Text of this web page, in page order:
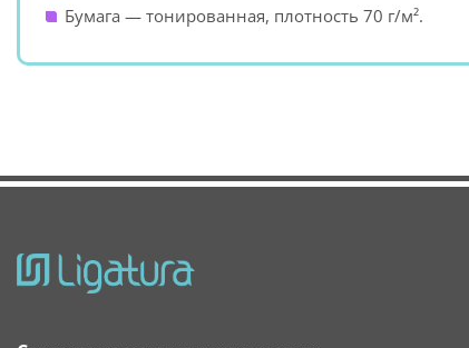
Бумага — тонированная, плотность 70 г/м².